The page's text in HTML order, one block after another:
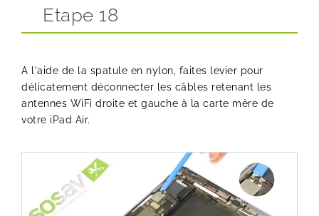
Etape 18
A l'aide de la spatule en nylon, faites levier pour
délicatement déconnecter les câbles retenant les
antennes WiFi droite et gauche à la carte mère de
votre iPad Air.